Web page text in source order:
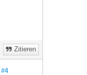
Zitieren
#4